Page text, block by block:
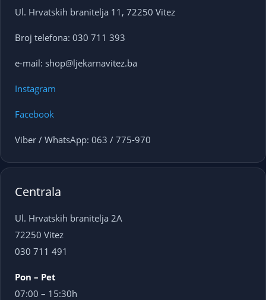
Ul. Hrvatskih branitelja 11, 72250 Vitez
Broj telefona: 030 711 393
e-mail: shop@ljekarnavitez.ba
Instagram
Facebook
Viber / WhatsApp: 063 / 775-970
Centrala
Ul. Hrvatskih branitelja 2A
72250 Vitez
030 711 491
Pon – Pet
07:00 – 15:30h